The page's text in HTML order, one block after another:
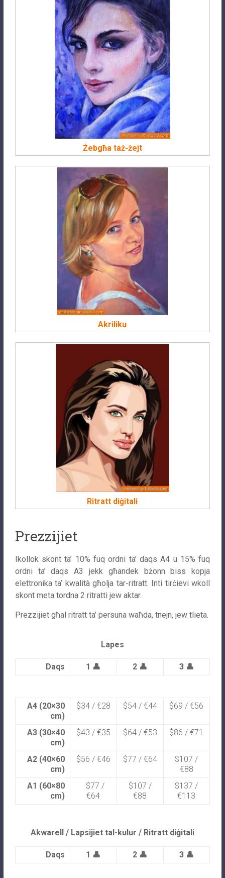
Żebgħa taż-żejt
Akriliku
Ritratt diġitali
Prezzijiet
Ikollok skont ta’ 10% fuq ordni ta’ daqs A4 u 15% fuq
ordni ta’ daqs A3 jekk għandek bżonn biss kopja
elettronika ta’ kwalità għolja tar-ritratt. Inti tirċievi wkoll
skont meta tordna 2 ritratti jew aktar.
Prezzijiet għal ritratt ta’ persuna waħda, tnejn, jew tlieta.
Lapes
Daqs 1 👤 2 👤 3 👤
A4 (20×30
cm)
$34 / €28 $54 / €44 $69 / €56
A3 (30×40
cm)
$43 / €35 $64 / €53 $86 / €71
A2 (40×60
cm)
$56 / €46 $77 / €64
$107 /
€88
A1 (60×80
cm)
$77 /
€64
$107 /
€88
$137 /
€113
Akwarell / Lapsijiet tal-kulur / Ritratt diġitali
Daqs 1 👤 2 👤 3 👤